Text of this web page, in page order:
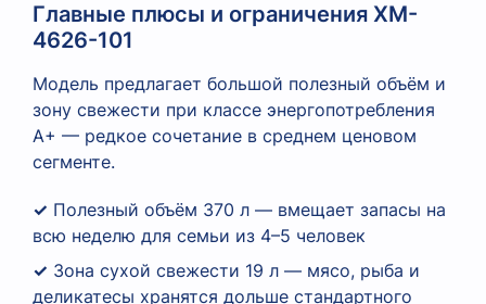
Главные плюсы и ограничения XM-
4626-101
Модель предлагает большой полезный объём и
зону свежести при классе энергопотребления
A+ — редкое сочетание в среднем ценовом
сегменте.
✓ Полезный объём 370 л — вмещает запасы на
всю неделю для семьи из 4–5 человек
✓ Зона сухой свежести 19 л — мясо, рыба и
деликатесы хранятся дольше стандартного